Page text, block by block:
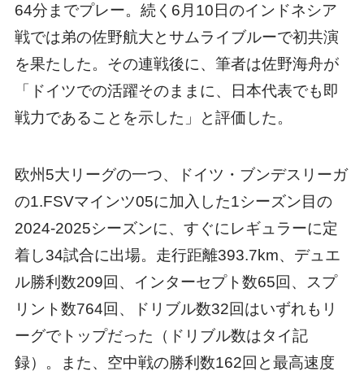
64分までプレー。続く6月10日のインドネシア
戦では弟の佐野航大とサムライブルーで初共演
を果たした。その連戦後に、筆者は佐野海舟が
「ドイツでの活躍そのままに、日本代表でも即
戦力であることを示した」と評価した。
欧州5大リーグの一つ、ドイツ・ブンデスリーガ
の1.FSVマインツ05に加入した1シーズン目の
2024-2025シーズンに、すぐにレギュラーに定
着し34試合に出場。走行距離393.7km、デュエ
ル勝利数209回、インターセプト数65回、スプ
リント数764回、ドリブル数32回はいずれもリ
ーグでトップだった（ドリブル数はタイ記
録）。また、空中戦の勝利数162回と最高速度